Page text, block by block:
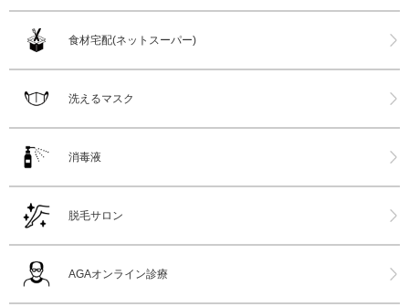
食材宅配(ネットスーパー)
洗えるマスク
消毒液
脱毛サロン
AGAオンライン診療